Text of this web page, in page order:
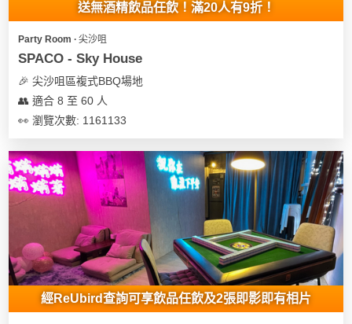
特
色
蛋
糕
花
束
及
禮
品
Party
朋
友
聚
會
慶
祝
拍
拖
動
攻
略
活
動
攻
略
員
計
劃
會
員
需
社
交
軟
送無酒精飲品任飲！滿20人有9折！
Party Room ∙ 尖沙咀
SPACO - Sky House
🎉 尖沙咀區複式BBQ場地
👥 適合 8 至 60 人
👀 瀏覽次數: 1161133
經ReUbird查詢可享飲品任飲及2張即影即有相片